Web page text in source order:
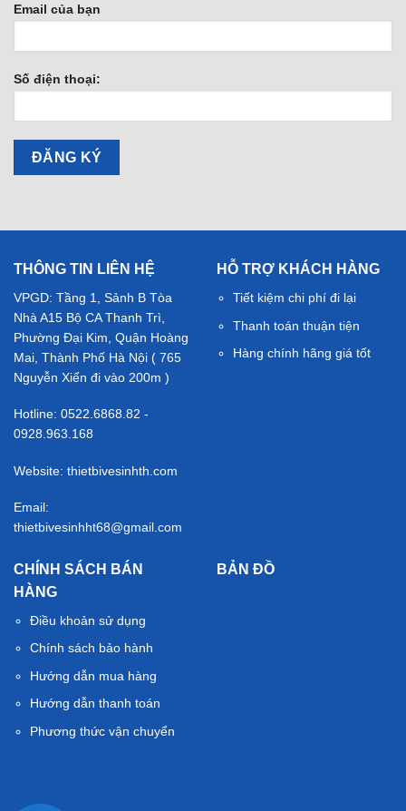
Email của bạn
Số điện thoại:
THÔNG TIN LIÊN HỆ
VPGD: Tầng 1, Sảnh B Tòa
Nhà A15 Bộ CA Thanh Trì,
Phường Đại Kim, Quận Hoàng
Mai, Thành Phố Hà Nội ( 765
Nguyễn Xiển đi vào 200m )
Hotline: 0522.6868.82 -
0928.963.168
Website: thietbivesinhth.com
Email:
thietbivesinhht68@gmail.com
HỖ TRỢ KHÁCH HÀNG
Tiết kiệm chi phí đi lại
Thanh toán thuận tiện
Hàng chính hãng giá tốt
CHÍNH SÁCH BÁN
HÀNG
Điều khoản sử dụng
Chính sách bảo hành
Hướng dẫn mua hàng
Hướng dẫn thanh toán
Phương thức vận chuyển
BẢN ĐỒ